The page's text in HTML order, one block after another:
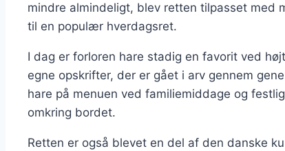
mindre almindeligt, blev retten tilpasset med
til en populær hverdagsret.
I dag er forloren hare stadig en favorit ved
egne opskrifter, der er gået i arv gennem
hare på menuen ved familiemiddage og
omkring bordet.
Retten er også blevet en del af den danske